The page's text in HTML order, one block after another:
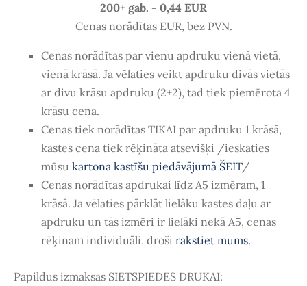
200+ gab. - 0,44 EUR
Cenas norādītas EUR, bez PVN.
Cenas norādītas par vienu apdruku vienā vietā,
vienā krāsā. Ja vēlaties veikt apdruku divās vietās
ar divu krāsu apdruku (2+2), tad tiek piemērota 4
krāsu cena.
Cenas tiek norādītas TIKAI par apdruku 1 krāsā,
kastes cena tiek rēķināta atsevišķi /ieskaties
mūsu kartona kastīšu piedāvājumā ŠEIT/
Cenas norādītas apdrukai līdz A5 izmēram, 1
krāsā. Ja vēlaties pārklāt lielāku kastes daļu ar
apdruku un tās izmēri ir lielāki nekā A5, cenas
rēķinam individuāli, droši rakstiet mums.
Papildus izmaksas SIETSPIEDES DRUKAI: